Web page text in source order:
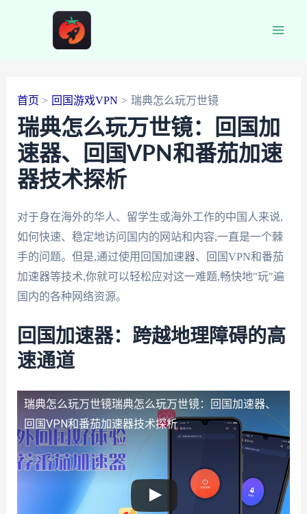
首页 回国游戏VPN 瑞典怎么玩万世镜
瑞典怎么玩万世镜：回国加
速器、回国VPN和番茄加速
器技术探析
对于身在海外的华人、留学生或海外工作的中国人来说,
如何快速、稳定地访问国内的网站和内容,一直是一个棘
手的问题。但是,通过使用回国加速器、回国VPN和番茄
加速器等技术,你就可以轻松应对这一难题,畅快地"玩"遍
国内的各种网络资源。
回国加速器：跨越地理障碍的高
速通道
瑞典怎么玩万世镜瑞典怎么玩万世镜：回国加速器、
回国VPN和番茄加速器技术探析